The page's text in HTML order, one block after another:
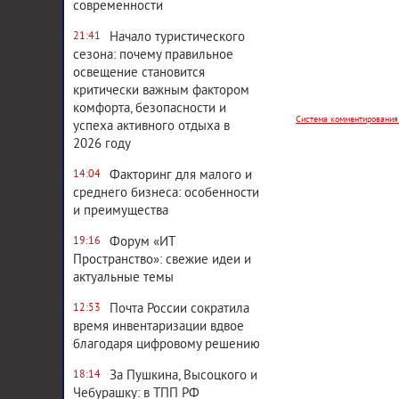
современности
21:41
Начало туристического
сезона: почему правильное
освещение становится
критически важным фактором
комфорта, безопасности и
успеха активного отдыха в
2026 году
14:04
Факторинг для малого и
среднего бизнеса: особенности
и преимущества
19:16
Форум «ИТ
Пространство»: свежие идеи и
актуальные темы
12:53
Почта России сократила
время инвентаризации вдвое
благодаря цифровому решению
18:14
За Пушкина, Высоцкого и
Чебурашку: в ТПП РФ